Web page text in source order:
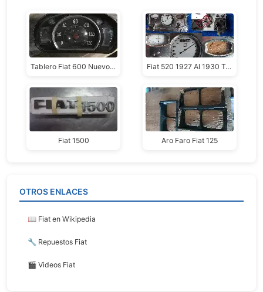
Tablero Fiat 600 Nuevo Epoca Fiat 520 1927 Al 1930 Tablero
Fiat 1500 Aro Faro Fiat 125
OTROS ENLACES
📖 Fiat en Wikipedia
🔧 Repuestos Fiat
🎬 Videos Fiat